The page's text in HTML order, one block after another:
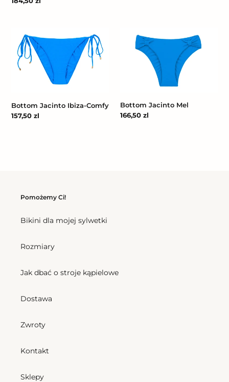
Bottom
Jacinto
Ibiza-
Comfy
Bottom Jacinto Ibiza-Comfy
Cena
157,50 zl
Jacinto
Bottom Jacinto Mel
Cena
166,50 zl
Pomożemy Ci!
Bikini dla mojej sylwetki
Rozmiary
Jak dbać o stroje kąpielowe
Dostawa
Zwroty
Kontakt
Sklepy